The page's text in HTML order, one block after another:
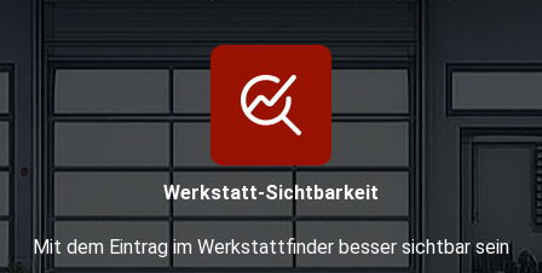
Werkstatt-Sichtbarkeit
Mit dem Eintrag im Werkstattfinder besser sichtbar sein